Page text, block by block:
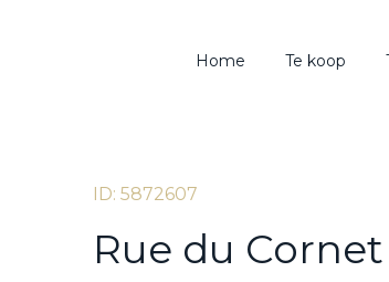
Home Te koop
ID: 5872607
Rue du